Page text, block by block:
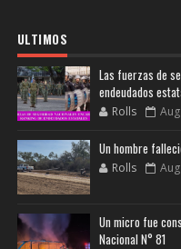
ULTIMOS
Las fuerzas de
endeudados
Rolls
Un hombre
Rolls
Un micro fue
Nacional N° 81